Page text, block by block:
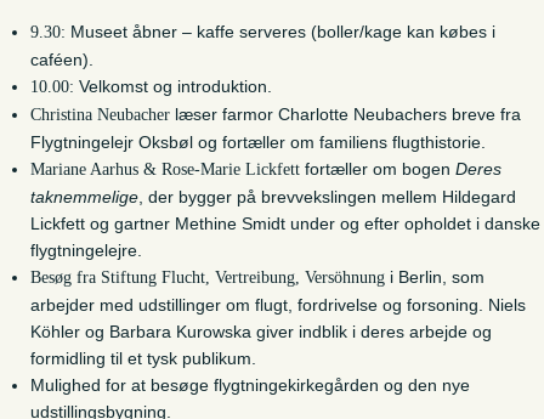
9.30: Museet åbner – kaffe serveres (boller/kage kan købes i
caféen).
10.00: Velkomst og introduktion.
Christina Neubacher læser farmor Charlotte Neubachers breve fra
Flygtningelejr Oksbøl og fortæller om familiens flugthistorie.
Mariane Aarhus & Rose-Marie Lickfett fortæller om bogen Deres
taknemmelige , der bygger på brevvekslingen mellem Hildegard
Lickfett og gartner Methine Smidt under og efter opholdet i danske
flygtningelejre.
Besøg fra Stiftung Flucht, Vertreibung, Versöhnung i Berlin, som
arbejder med udstillinger om flugt, fordrivelse og forsoning. Niels
Köhler og Barbara Kurowska giver indblik i deres arbejde og
formidling til et tysk publikum.
Mulighed for at besøge flygtningekirkegården og den nye
udstillingsbygning.